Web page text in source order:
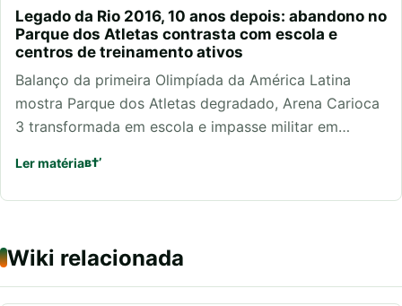
Legado da Rio 2016, 10 anos depois: abandono no
Parque dos Atletas contrasta com escola e
centros de treinamento ativos
Balanço da primeira Olimpíada da América Latina
mostra Parque dos Atletas degradado, Arena Carioca
3 transformada em escola e impasse militar em…
Ler matéria
Wiki relacionada